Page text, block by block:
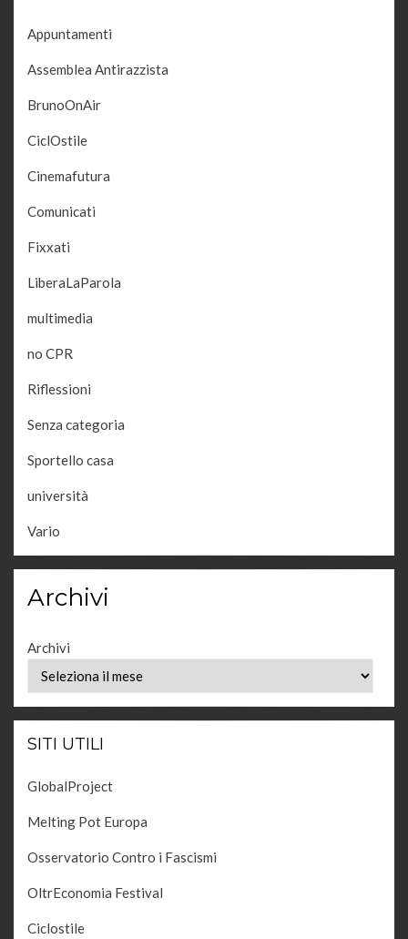
Appuntamenti
Assemblea Antirazzista
BrunoOnAir
CiclOstile
Cinemafutura
Comunicati
Fixxati
LiberaLaParola
multimedia
no CPR
Riflessioni
Senza categoria
Sportello casa
università
Vario
Archivi
Archivi
SITI UTILI
GlobalProject
Melting Pot Europa
Osservatorio Contro i Fascismi
OltrEconomia Festival
Ciclostile